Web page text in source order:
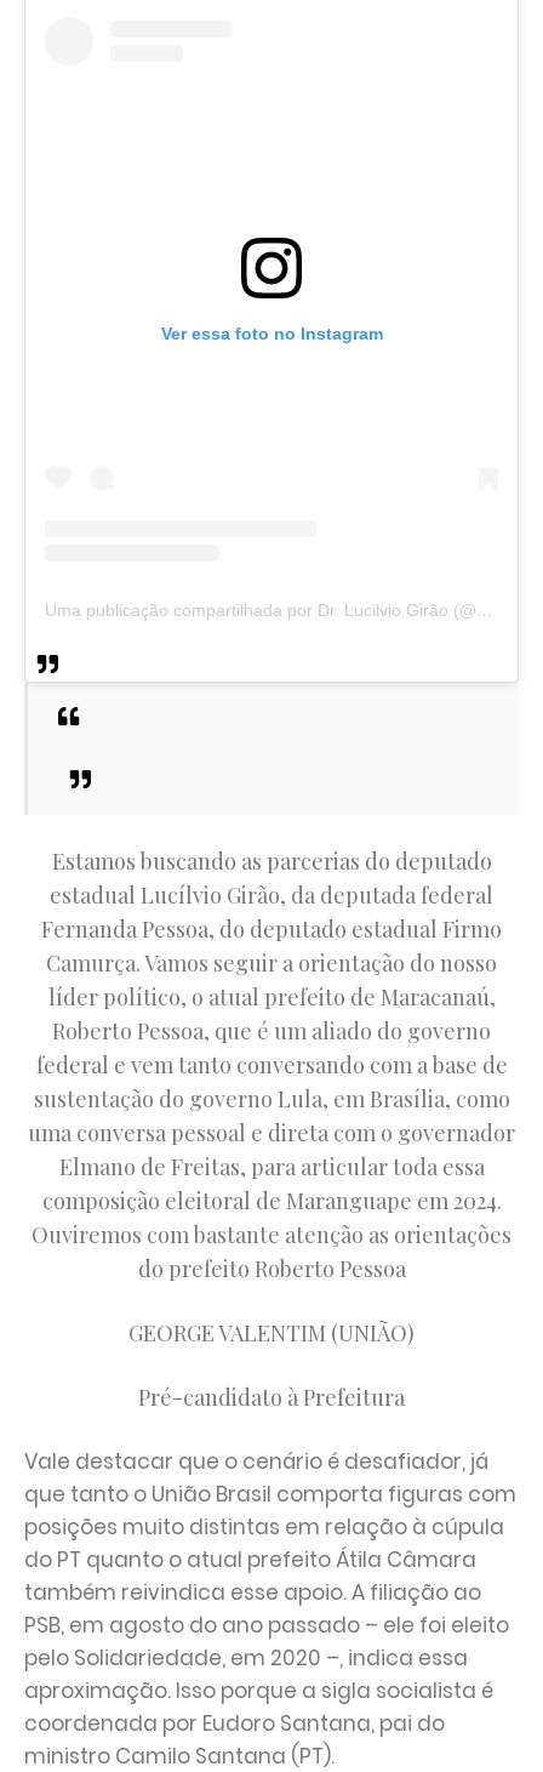
Ver essa foto no Instagram
Uma publicação compartilhada por Dr. Lucilvio Girão (@drlucilviogiraosales)
Estamos buscando as parcerias do deputado
estadual Lucílvio Girão, da deputada federal
Fernanda Pessoa, do deputado estadual Firmo
Camurça. Vamos seguir a orientação do nosso
líder político, o atual prefeito de Maracanaú,
Roberto Pessoa, que é um aliado do governo
federal e vem tanto conversando com a base de
sustentação do governo Lula, em Brasília, como
uma conversa pessoal e direta com o governador
Elmano de Freitas, para articular toda essa
composição eleitoral de Maranguape em 2024.
Ouviremos com bastante atenção as orientações
do prefeito Roberto Pessoa
GEORGE VALENTIM (UNIÃO)
Pré-candidato à Prefeitura
Vale destacar que o cenário é desafiador, já
que tanto o União Brasil comporta figuras com
posições muito distintas em relação à cúpula
do PT quanto o atual prefeito Átila Câmara
também reivindica esse apoio. A filiação ao
PSB, em agosto do ano passado – ele foi eleito
pelo Solidariedade, em 2020 –, indica essa
aproximação. Isso porque a sigla socialista é
coordenada por Eudoro Santana, pai do
ministro Camilo Santana (PT).